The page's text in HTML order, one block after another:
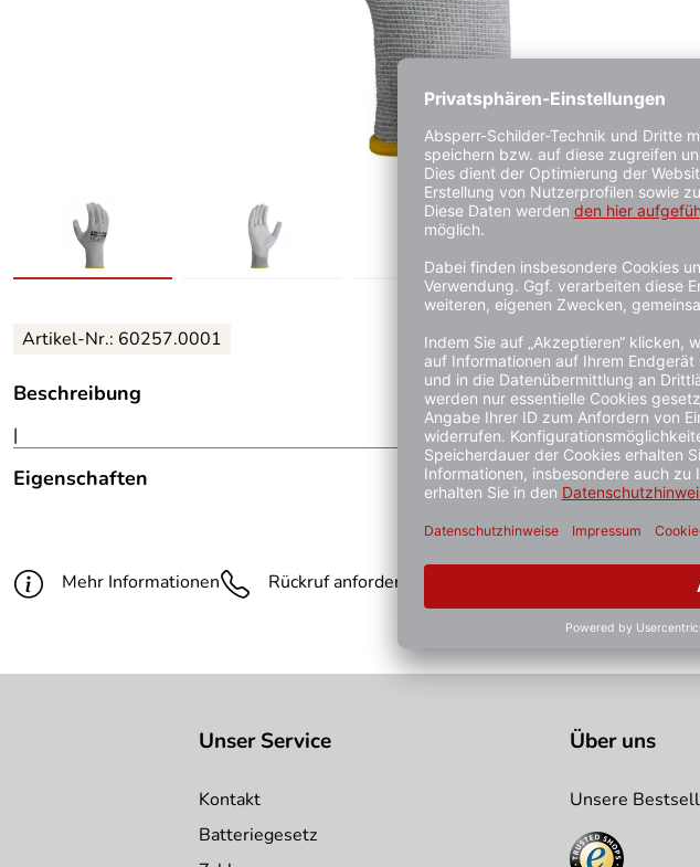
Artikel-Nr.: 60257.0001
Beschreibung
|
Eigenschaften
Die abgebildete Ware ist beispielhaft zu verstehen
Breite:
120 mm
Höhe:
70 mm
Mehr Informationen Rückruf anfordern
Unser Service
Kontakt
Batteriegesetz
Über uns
Unsere